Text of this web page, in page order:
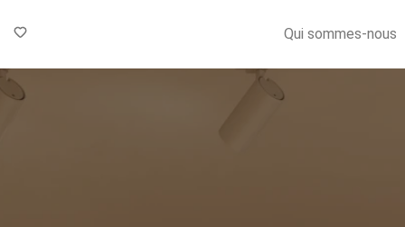
Qui sommes-nous